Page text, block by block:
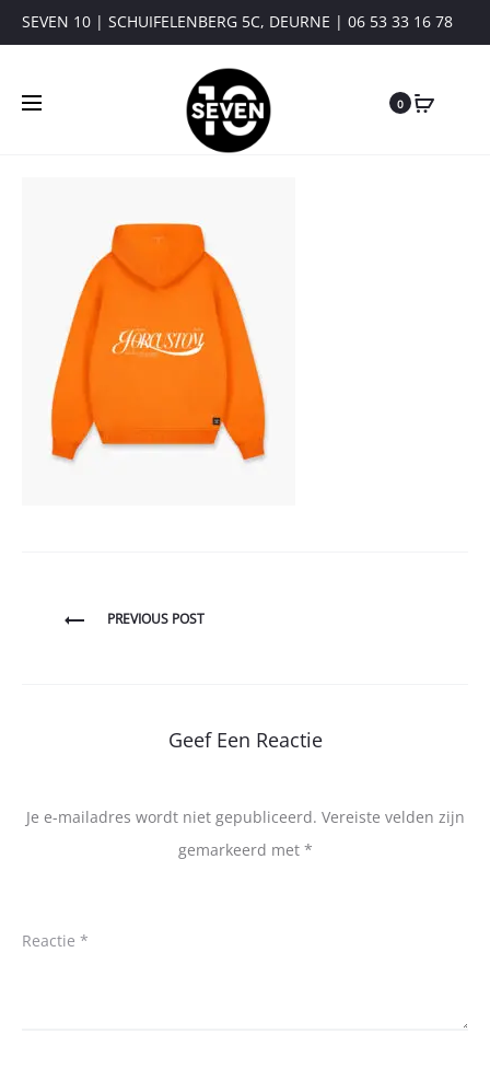
SEVEN 10 | SCHUIFELENBERG 5C, DEURNE | 06 53 33 16 78
0
BerichtPREVIOUS POST
Geef Een Reactie
Je e-mailadres wordt niet gepubliceerd. Vereiste velden zijn
gemarkeerd met *
Reactie *